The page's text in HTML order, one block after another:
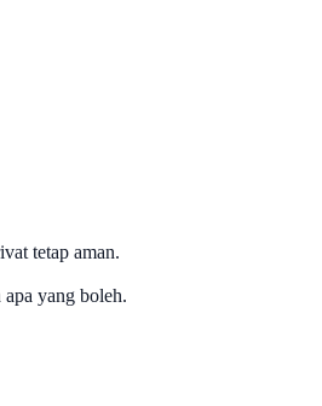
tetap aman.
yang boleh.